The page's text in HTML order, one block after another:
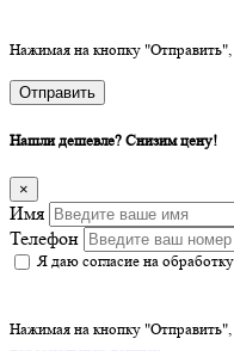
Нажимая на кнопку "Отправить",
Отправить
Нашли дешевле? Снизим цену!
×
Имя
Телефон
Я даю согласие на обработку
Нажимая на кнопку "Отправить",